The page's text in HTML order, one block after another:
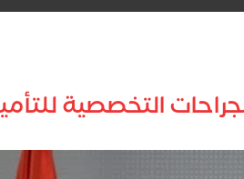
التخصصية